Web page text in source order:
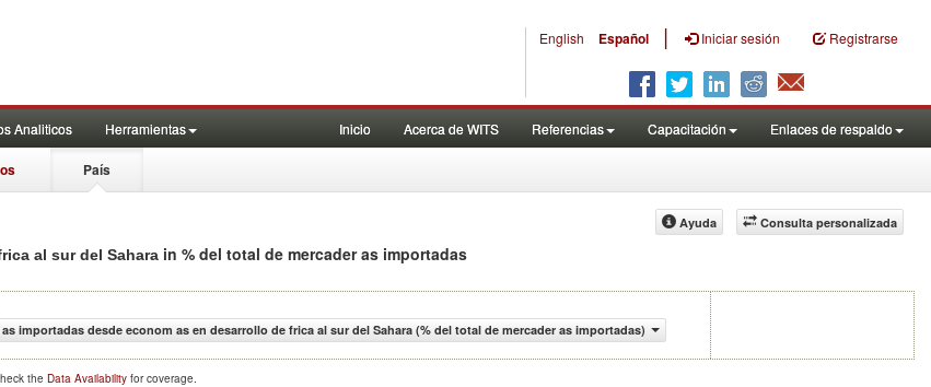
English Español | Iniciar sesión Registrarse
Analiticos Herramientas Inicio Acerca de WITS Referencias Capacitación Enlaces de respaldo
País
Consulta personalizada
Ayuda
al sur del Sahara in % del total de mercader as importadas
as importadas desde econom as en desarrollo de frica al sur del Sahara (% del total de mercader as importadas)
the Data Availability for coverage.